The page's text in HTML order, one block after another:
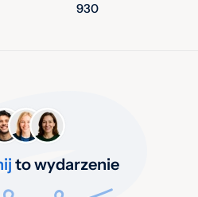
930
to wydarzenie